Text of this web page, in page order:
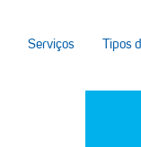
Serviços Tipos